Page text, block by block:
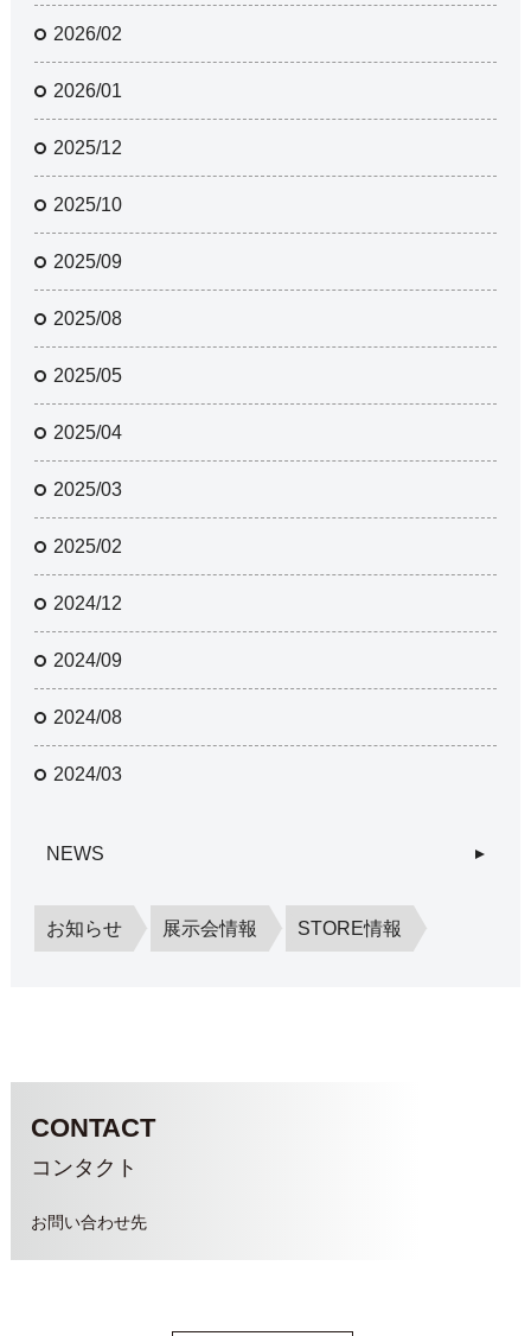
2026/02
2026/01
2025/12
2025/10
2025/09
2025/08
2025/05
2025/04
2025/03
2025/02
2024/12
2024/09
2024/08
2024/03
NEWS
お知らせ 展示会情報 STORE情報
CONTACT
コンタクト
お問い合わせ先